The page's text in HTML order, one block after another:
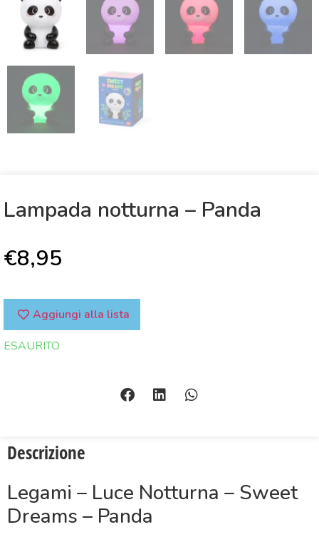
Lampada notturna – Panda
€8,95
Aggiungi alla lista
ESAURITO
Descrizione
Legami – Luce Notturna – Sweet
Dreams – Panda